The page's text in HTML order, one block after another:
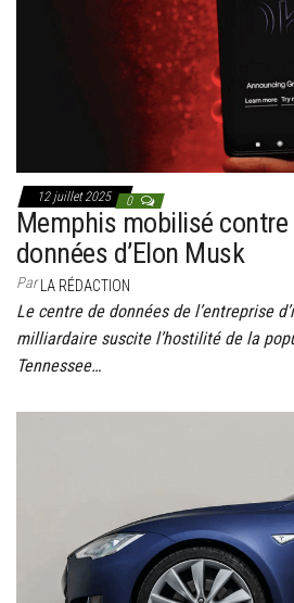
12 juillet 2025 0
Memphis mobilisé contre
données d’Elon Musk
Par LA RÉDACTION
Le centre de données de l’entreprise
milliardaire suscite l’hostilité de la
Tennessee…